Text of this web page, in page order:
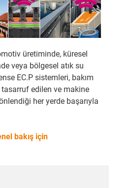
üretiminde, küresel
veya bölgesel atık su
EC.P sistemleri, bakım
edilen ve makine
her yerde başarıyla
bakış için